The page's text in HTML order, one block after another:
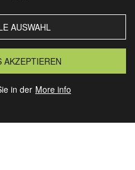
GRANSEE
AUSWAHL
AKZEPTIEREN
in der More info